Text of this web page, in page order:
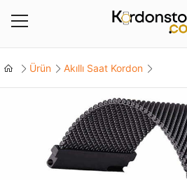
Ürün Akıllı Saat Kordon